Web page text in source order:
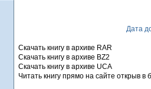
Дата
Скачать книгу в архиве RAR
Скачать книгу в архиве BZ2
Скачать книгу в архиве UCA
Читать книгу прямо на сайте открыв в